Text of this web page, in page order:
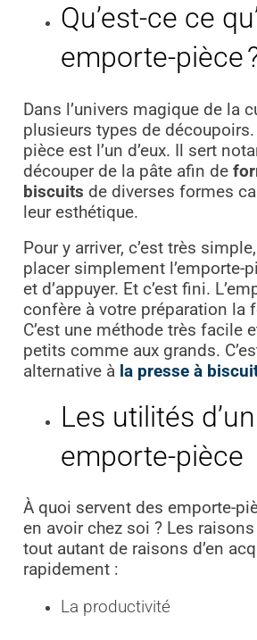
Qu’est-ce ce
emporte-pièce
Dans l’univers magique de la
plusieurs types de découpoirs.
pièce est l’un d’eux. Il sert
découper de la pâte afin de
biscuits de diverses formes
leur esthétique.
Pour y arriver, c’est très
placer simplement l’emporte-
et d’appuyer. Et c’est fini.
confère à votre préparation la
C’est une méthode très facile
petits comme aux grands.
alternative à la presse à
Les utilités d’un
emporte-pièce
À quoi servent des emporte-
en avoir chez soi ? Les
tout autant de raisons d’en
rapidement :
La productivité